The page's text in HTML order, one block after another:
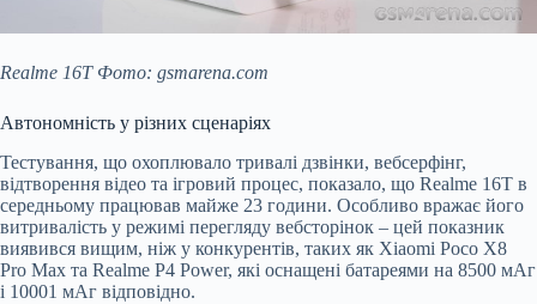
Realme 16T Фото: gsmarena.com
Автономність у різних сценаріях
Тестування, що охоплювало тривалі дзвінки, вебсерфінг,
відтворення відео та ігровий процес, показало, що Realme 16T в
середньому працював майже 23 години. Особливо вражає його
витривалість у режимі перегляду вебсторінок – цей показник
виявився вищим, ніж у конкурентів, таких як Xiaomi Poco X8
Pro Max та Realme P4 Power, які оснащені батареями на 8500 мАг
і 10001 мАг відповідно.